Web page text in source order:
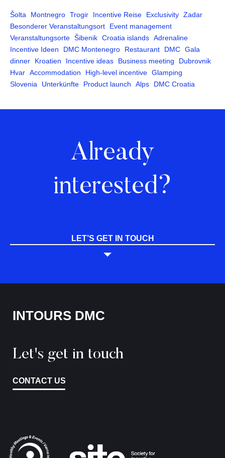
Šolta Montnegro Trogir Incentive Reise Exclusivity Zadar
Besonderer Veranstaltungsort
Event management
Veranstaltungsorte Šibenik Croatia islands Adrenaline
Incentive Ideen
DMC Montenegro Restaurant DMC Gala
dinner
Kroatien Incentive ideas Business meeting
Dubrovnik
Hvar Accommodation High-level incentive Glamping
Slovenia
Unterkünfte Product launch Alps DMC Croatia
Already
interested?
LET’S GET IN TOUCH
INTOURS DMC
Let's get in touch
CONTACT US